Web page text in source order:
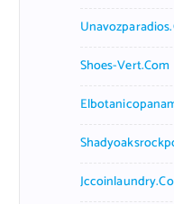
Shoes-Vert.com